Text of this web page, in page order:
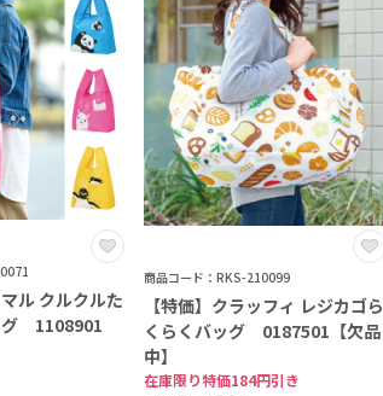
ル クルクルた
グ 1108901
商品コード：RKS-210099
【特価】クラッフィ レジカゴら
くらくバッグ 0187501【欠品
中】
在庫限り特価184円引き